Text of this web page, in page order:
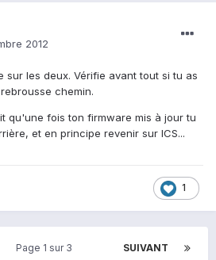
2012
sur les deux. Vérifie avant tout si tu as
chemin.
qu'une fois ton firmware mis à jour tu
et en principe revenir sur ICS...
1
SUIVANT
Page 1 sur 3